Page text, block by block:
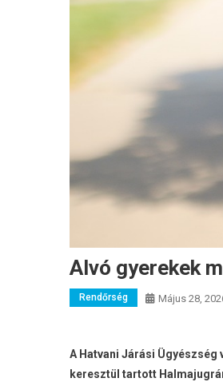
Alvó gyerekek
Rendőrség Május 28,
A Hatvani Járási
keresztül tartott